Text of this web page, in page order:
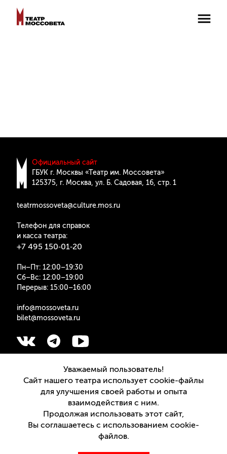
Официальный сайт
ГБУК г. Москвы «Театр им. Моссовета»
125375, г. Москва, ул. Б. Cадовая, 16, стр. 1
teatrmossoveta@culture.mos.ru
Телефон для справок
и касса театра:
+7 495 150‑01‑20
Пн–Пт: 12:00–19:30
Сб–Вс: 12:00–19:00
Перерыв: 15:00–16:00
info@mossoveta.ru
bilet@mossoveta.ru
Подписаться на рассылку
Версия для слабовидящих
Уважаемый пользователь!
Сайт нашего театра использует cookie-файлы
для улучшения своей работы и опыта
взаимодействия с ним.
Продолжая использовать этот сайт,
Вы соглашаетесь с использованием cookie-
файлов.